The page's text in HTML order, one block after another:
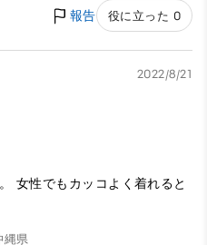
報告 役に立った 0
2022/8/21
女性でもカッコよく着れると
縄県